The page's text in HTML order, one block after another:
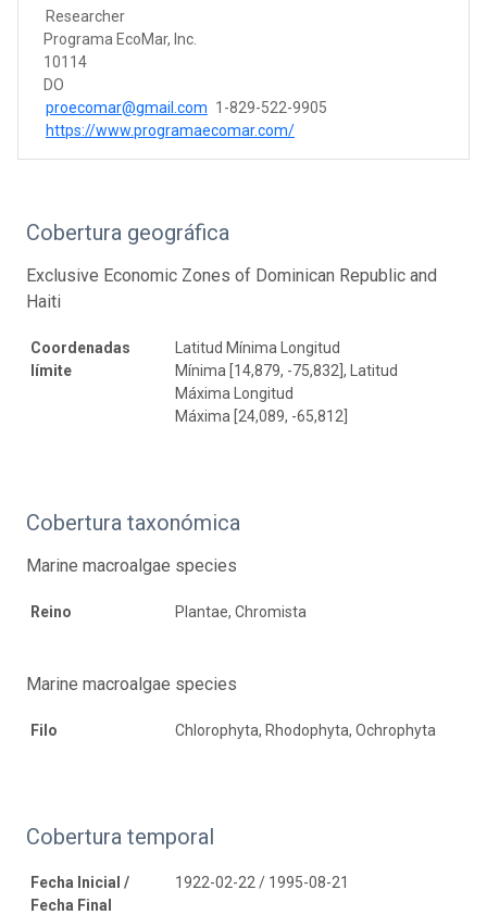
Researcher
Programa EcoMar, Inc.
10114
DO
proecomar@gmail.com 1-829-522-9905
https://www.programaecomar.com/
Cobertura geográfica
Exclusive Economic Zones of Dominican Republic and
Haiti
Coordenadas
límite
Latitud Mínima Longitud
Mínima [14,879, -75,832], Latitud
Máxima Longitud
Máxima [24,089, -65,812]
Cobertura taxonómica
Marine macroalgae species
Reino Plantae, Chromista
Marine macroalgae species
Filo Chlorophyta, Rhodophyta, Ochrophyta
Cobertura temporal
Fecha Inicial /
Fecha Final
1922-02-22 / 1995-08-21